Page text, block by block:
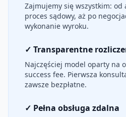
Zajmujemy się wszystkim: od
proces sądowy, aż po
wykonanie wyroku.
✓ Transparentne
Najczęściej model oparty na
success fee. Pierwsza
zawsze bezpłatne.
✓ Pełna obsługa zdalna